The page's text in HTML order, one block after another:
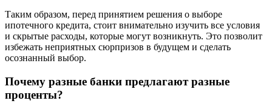
Таким образом, перед принятием решения о выборе
ипотечного кредита, стоит внимательно изучить все условия
и скрытые расходы, которые могут возникнуть. Это позволит
избежать неприятных сюрпризов в будущем и сделать
осознанный выбор.
Почему разные банки предлагают разные
проценты?